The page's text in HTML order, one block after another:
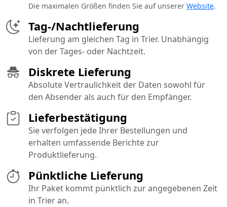
Pünktliche Lieferung
Ihr Paket kommt pünktlich zur angegebenen Zeit
in Trier an.
Diskrete Lieferung
Absolute Vertraulichkeit der Daten sowohl für
den Absender als auch für den Empfänger.
Tag-/Nachtlieferung
Lieferung am gleichen Tag in Trier. Unabhängig
von der Tages- oder Nachtzeit.
Die maximalen Größen finden Sie auf unserer Website.
Lieferbestätigung
Sie verfolgen jede Ihrer Bestellungen und
erhalten umfassende Berichte zur
Produktlieferung.